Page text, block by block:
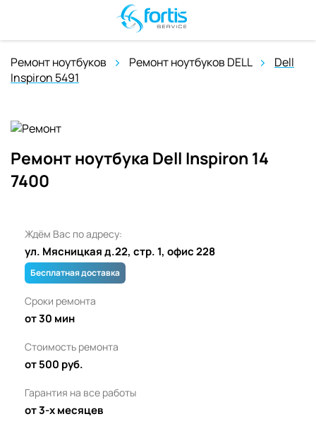
Ремонт ноутбуков Ремонт ноутбуков DELL
Dell
Inspiron 5491
Ремонт ноутбука Dell Inspiron 14
7400
Ждём Вас по адресу:
ул. Мясницкая д.22, стр. 1, офис 228
Бесплатная доставка
Сроки ремонта
от 30 мин
Стоимость ремонта
от 500 руб.
Гарантия на все работы
от 3-х месяцев